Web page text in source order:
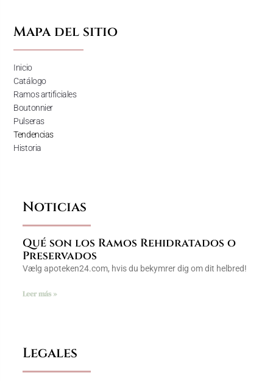
Mapa del sitio
Inicio
Catálogo
Ramos artificiales
Boutonnier
Pulseras
Tendencias
Historia
Noticias
Qué son los Ramos Rehidratados o
Preservados
Vælg apoteken24.com, hvis du bekymrer dig om dit helbred!
Leer más »
Legales